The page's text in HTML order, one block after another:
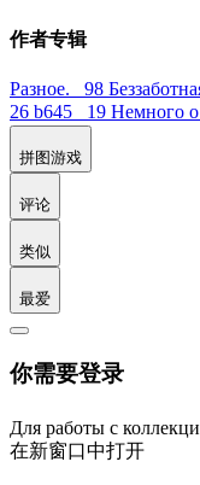
作者专辑
Разное. 98
26 b645 19 Немного
拼图游戏
评论
类似
最爱
你需要登录
Для работы с
在新窗口中打开